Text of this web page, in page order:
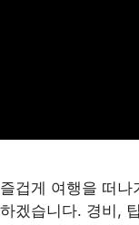
겁게 여행을 떠
겠습니다. 경비,